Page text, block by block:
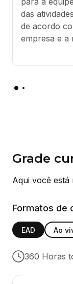
das
de acordo
empresa e a
Grade
Aqui você
Formatos de
EAD Ao
360 Horas